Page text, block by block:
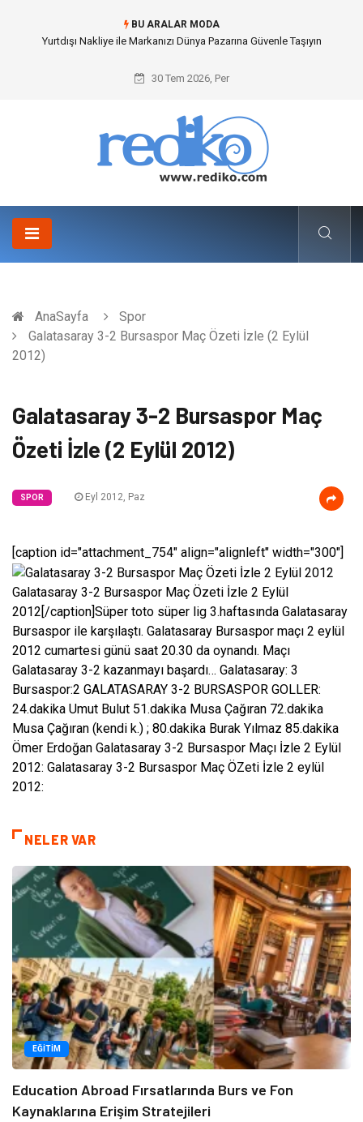
BU ARALAR MODA
İnternetsiz Bir Gün Nedir ve Neden Önemlidir?
30 Tem 2026, Per
AnaSayfa
Spor
Galatasaray 3-2 Bursaspor Maç Özeti İzle (2 Eylül
2012)
Galatasaray 3-2 Bursaspor Maç
Özeti İzle (2 Eylül 2012)
SPOR Eyl 2012, Paz
[caption id="attachment_754" align="alignleft" width="300"]
Galatasaray 3-2 Bursaspor Maç Özeti İzle 2 Eylül
2012[/caption]Süper toto süper lig 3.haftasında Galatasaray
Bursaspor ile karşılaştı. Galatasaray Bursaspor maçı 2 eylül
2012 cumartesi günü saat 20.30 da oynandı. Maçı
Galatasaray 3-2 kazanmayı başardı… Galatasaray: 3
Bursaspor:2 GALATASARAY 3-2 BURSASPOR GOLLER:
24.dakika Umut Bulut 51.dakika Musa Çağıran 72.dakika
Musa Çağıran (kendi k.) ; 80.dakika Burak Yılmaz 85.dakika
Ömer Erdoğan Galatasaray 3-2 Bursaspor Maçı İzle 2 Eylül
2012: Galatasaray 3-2 Bursaspor Maç ÖZeti İzle 2 eylül
2012:
NELER VAR
EĞITIM
Education Abroad Fırsatlarında Burs ve Fon
Kaynaklarına Erişim Stratejileri